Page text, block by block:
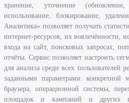
Перечень нормативно - правовых
задачи и функции Агентства по
и трудовых ресурсов Ульяновской области
Развитие правовой грамотности и
Ульяновской области
Информация
Законодательство
хранение, уточнение
использование, блокирование,
Аналитика» позволяет получать
интернет-ресурсов, их вовлечённости,
входа на сайт, поисковых запросах,
отчёты. Сервис позволяет настроить
для анализа среди всех пользователей
заданными параметрами: конкретной
браузера, операционной системы,
площадок и кампаний и других